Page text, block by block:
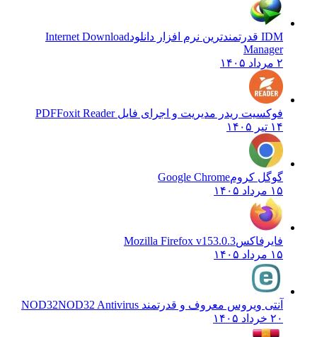
IDM قدرتمندترین نرم افزار دانلود
Internet Download
Manager
۲ مرداد ۱۴۰۵
فوکسیت ریدر مدیریت و اجرای فایل PDFFoxit Reader
۱۴ تیر ۱۴۰۵
گوگل کرومGoogle Chrome
۱۵ مرداد ۱۴۰۵
فایرفاکسMozilla Firefox v153.0.3
۱۵ مرداد ۱۴۰۵
آنتی ویروس معروف و قدرتمند NOD32 NOD32 Antivirus
۲۰ خرداد ۱۴۰۵